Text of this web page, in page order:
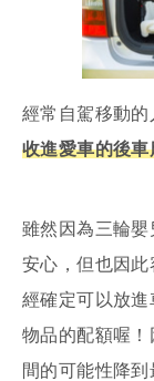
經常自駕移動
收進愛車的後車
雖然因為三輪
安心，但也因
經確定可以放
物品的配額喔！
間的可能性降到